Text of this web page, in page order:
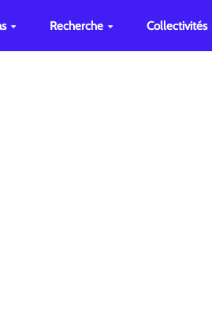
Recherche Collectivités